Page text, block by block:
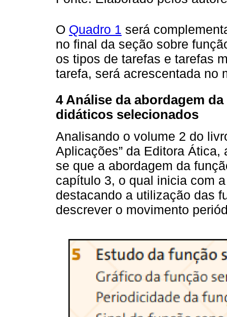
O Quadro 1 será
no final da seção sobre
os tipos de tarefas e tarefas
tarefa, será acrescentada no
4 Análise da abordagem
didáticos selecionados
Analisando o volume 2 do
Aplicações” da Editora
se que a abordagem da
capítulo 3, o qual inicia com
destacando a utilização das
descrever o movimento